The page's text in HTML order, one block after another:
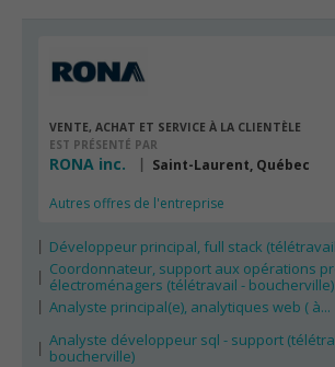
VENTE, ACHAT ET SERVICE À LA CLIENTÈLE
EST PRÉSENTÉ PAR
RONA inc. Saint-Laurent, Québec
Autres offres de l'entreprise
Développeur principal, full stack
Coordonnateur, support aux opérations
électroménagers (télétravail - boucherville)
Analyste principal(e), analytiques web ( à...
Analyste développeur sql - support
boucherville)